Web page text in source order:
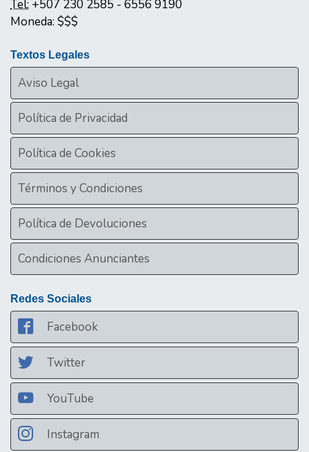
Tel: +507 230 2585 - 6556 9190
Moneda: $$$
Textos Legales
Aviso Legal
Política de Privacidad
Política de Cookies
Términos y Condiciones
Política de Devoluciones
Condiciones Anunciantes
Redes Sociales
Facebook
Twitter
YouTube
Instagram